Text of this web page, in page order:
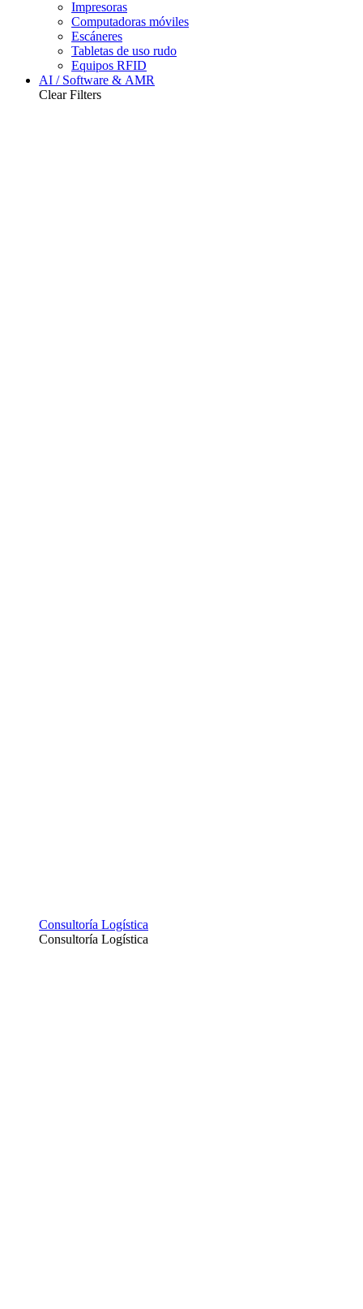
Impresoras
Computadoras móviles
Escáneres
Tabletas de uso rudo
Equipos RFID
AI / Software & AMR
Clear Filters
Consultoría Logística
Consultoría Logística